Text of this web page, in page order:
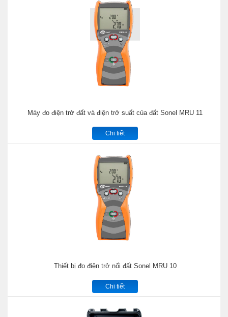
Máy đo điện trở đất và điện trở suất của đất Sonel MRU 11
Chi tiết
Thiết bị đo điện trở nối đất Sonel MRU 10
Chi tiết